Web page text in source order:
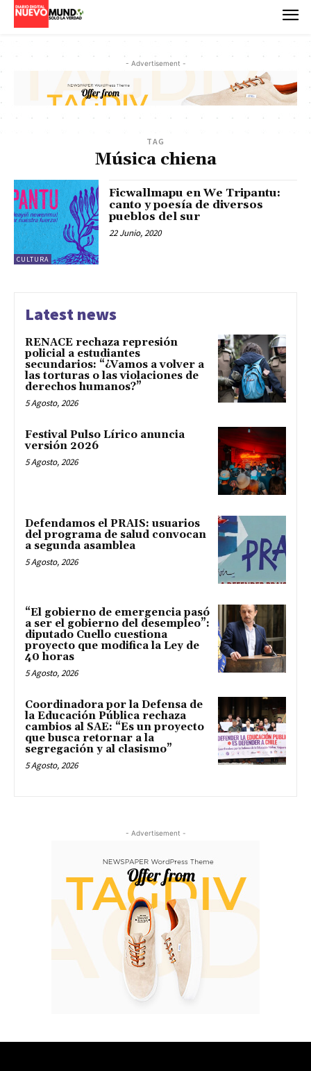
- Advertisement -
TAG
Música chiena
CULTURA
Ficwallmapu en We Tripantu:
canto y poesía de diversos
pueblos del sur
22 Junio, 2020
Latest news
RENACE rechaza represión
policial a estudiantes
secundarios: “¿Vamos a volver a
las torturas o las violaciones de
derechos humanos?”
5 Agosto, 2026
Festival Pulso Lírico anuncia
versión 2026
5 Agosto, 2026
Defendamos el PRAIS: usuarios
del programa de salud convocan
a segunda asamblea
5 Agosto, 2026
“El gobierno de emergencia pasó
a ser el gobierno del desempleo”:
diputado Cuello cuestiona
proyecto que modifica la Ley de
40 horas
5 Agosto, 2026
Coordinadora por la Defensa de
la Educación Pública rechaza
cambios al SAE: “Es un proyecto
que busca retornar a la
segregación y al clasismo”
5 Agosto, 2026
- Advertisement -